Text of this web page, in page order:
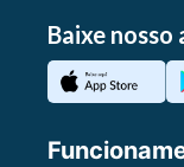
Baixe